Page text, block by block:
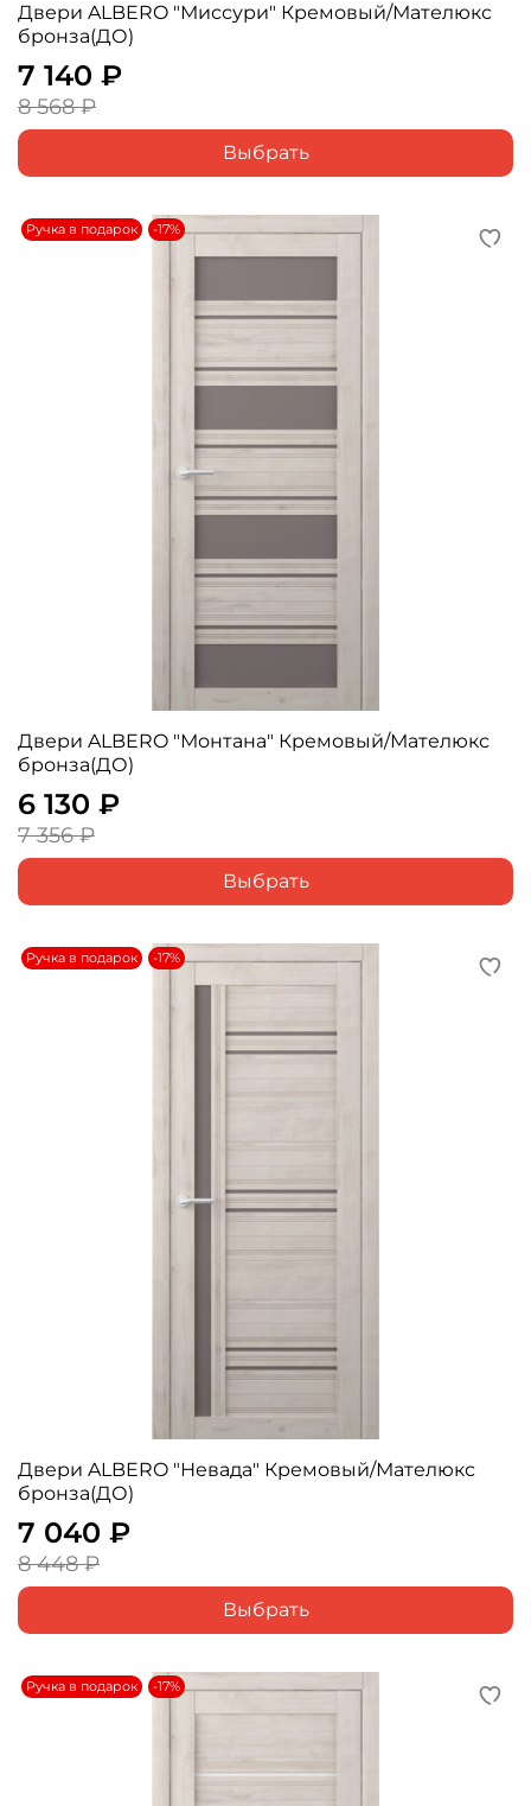
Двери ALBERO "Миссури" Кремовый/Мателюкс
бронза(ДО)
7 140 ₽
8 568 ₽
Выбрать
Ручка в подарок -17%
Двери ALBERO "Монтана" Кремовый/Мателюкс
бронза(ДО)
6 130 ₽
7 356 ₽
Выбрать
Ручка в подарок -17%
Двери ALBERO "Невада" Кремовый/Мателюкс
бронза(ДО)
7 040 ₽
8 448 ₽
Выбрать
Ручка в подарок -17%